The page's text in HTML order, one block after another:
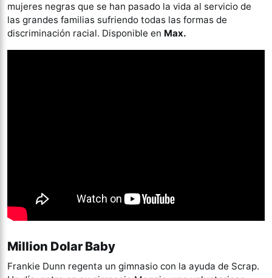
mujeres negras que se han pasado la vida al servicio de
las grandes familias sufriendo todas las formas de
discriminación racial. Disponible en Max.
Million Dolar Baby
Frankie Dunn regenta un gimnasio con la ayuda de Scrap.